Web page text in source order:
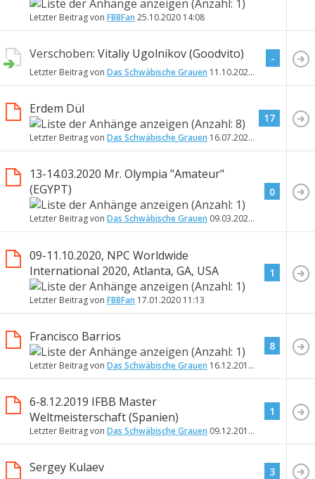
Letzter Beitrag von FBBFan 25.10.2020 14:08
Verschoben: Vitaliy Ugolnikov (Goodvito)
Letzter Beitrag von Das Schwäbische Grauen 11.10.2020
-
Erdem Dül
Letzter Beitrag von Das Schwäbische Grauen 16.07.2020
17
13-14.03.2020 Mr. Olympia "Amateur"
(EGYPT)
Letzter Beitrag von Das Schwäbische Grauen 09.03.2020
0
09-11.10.2020, NPC Worldwide
International 2020, Atlanta, GA, USA
Letzter Beitrag von FBBFan 17.01.2020 11:13
1
Francisco Barrios
Letzter Beitrag von Das Schwäbische Grauen 16.12.2019
8
6-8.12.2019 IFBB Master
Weltmeisterschaft (Spanien)
Letzter Beitrag von Das Schwäbische Grauen 09.12.2019
1
Sergey Kulaev 3